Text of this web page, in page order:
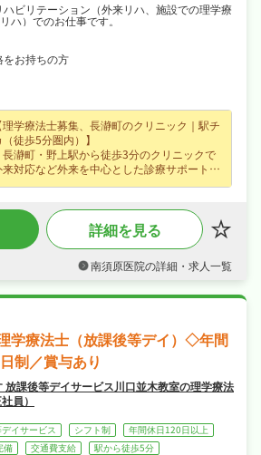
ビリテーション（外来リハ、施設での理学療
ハ）でのお仕事です。
お持ちの方
理学療法士募集、長瀞町のクリニック｜駅チ
（徒歩5分圏内）】
長瀞町・野上駅から徒歩3分のクリニックで
来対応など外来を中心とした診療サポートに
給25.1〜30.1万円（正社員）、賞与あり・
昇給ありなど好待遇で、長期的に安定したキャ
リアを築けます☆
休日130日でメリハリよく働け、ワークライフ
社会保険完備、退職金制度ありと手厚く、腰
詳細を見る
南須原医院の詳細・求人一覧
学療法士（放課後等デイ）◇年間
制／賞与あり
放課後等デイサービス川口並木教室の理学療法
員）
イサービス シフト制
年間休日120日以上
備 交通費支給
駅から徒歩5分